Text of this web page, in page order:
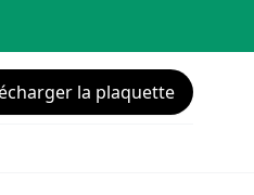
la plaquette